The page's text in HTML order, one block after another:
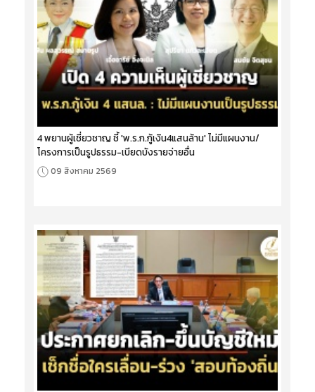
4 พยานผู้เชี่ยวชาญ ชี้ 'พ.ร.ก.กู้เงิน4แสนล้าน' ไม่มีแผนงาน/
โครงการเป็นรูปธรรม-เบียดบังรายจ่ายอื่น
09 สิงหาคม 2569